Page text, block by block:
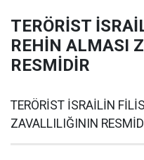
TERÖRİST
REHİN ALMASI
RESMİDİR
TERÖRİST İSRAİLİN
ZAVALLILIĞININ